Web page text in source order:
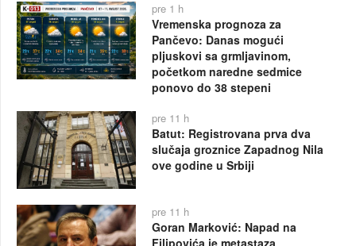
pre 1 h
Vremenska prognoza za
Pančevo: Danas mogući
pljuskovi sa grmljavinom,
početkom naredne sedmice
ponovo do 38 stepeni
pre 11 h
Batut: Registrovana prva dva
slučaja groznice Zapadnog Nila
ove godine u Srbiji
pre 11 h
Goran Marković: Napad na